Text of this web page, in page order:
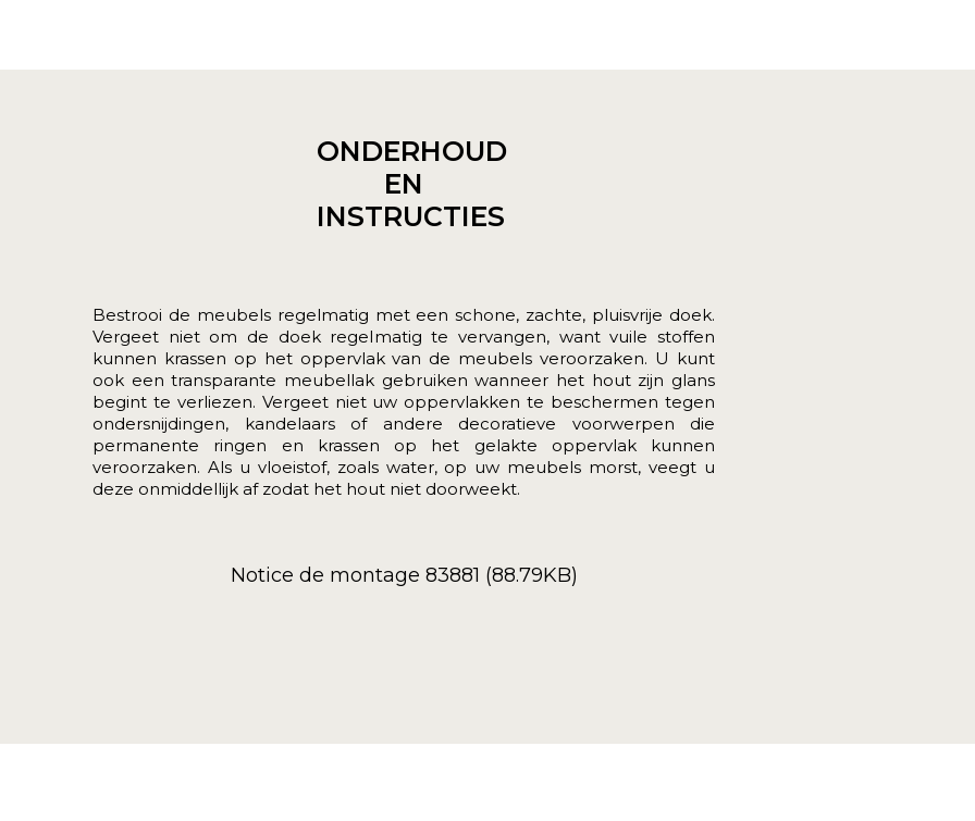
ONDERHOUD
EN
INSTRUCTIES
Bestrooi de meubels regelmatig met een schone, zachte, pluisvrije doek.
Vergeet niet om de doek regelmatig te vervangen, want vuile stoffen
kunnen krassen op het oppervlak van de meubels veroorzaken. U kunt
ook een transparante meubellak gebruiken wanneer het hout zijn glans
begint te verliezen. Vergeet niet uw oppervlakken te beschermen tegen
ondersnijdingen, kandelaars of andere decoratieve voorwerpen die
permanente ringen en krassen op het gelakte oppervlak kunnen
veroorzaken. Als u vloeistof, zoals water, op uw meubels morst, veegt u
deze onmiddellijk af zodat het hout niet doorweekt.
Notice de montage 83881 (88.79KB)